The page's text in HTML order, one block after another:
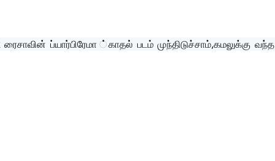
ப்யார்பிரேமா ்காதல் படம் முந்திடுச்சாம்,கமலுக்கு வந்த